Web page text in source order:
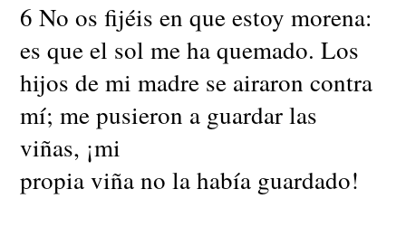
6 No os fijéis en que estoy morena:
es que el sol me ha quemado. Los
hijos de mi madre se airaron contra
mí; me pusieron a guardar las
viñas, ¡mi
propia viña no la había guardado!